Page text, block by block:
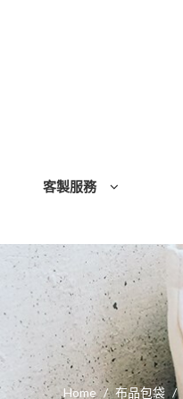
客製服務
Home 布品包袋